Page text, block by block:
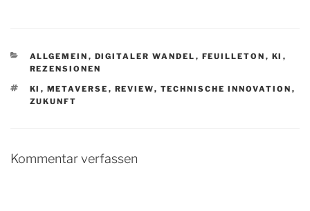
KATEGORIEN
ALLGEMEIN , DIGITALER WANDEL , FEUILLETON , KI ,
REZENSIONEN
SCHLAGWÖRTER
KI , METAVERSE , REVIEW, TECHNISCHE INNOVATION ,
ZUKUNFT
Kommentar verfassen